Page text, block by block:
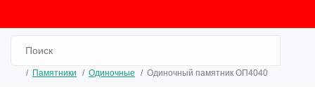
Памятники Одиночные Одиночный памятник ОП4040